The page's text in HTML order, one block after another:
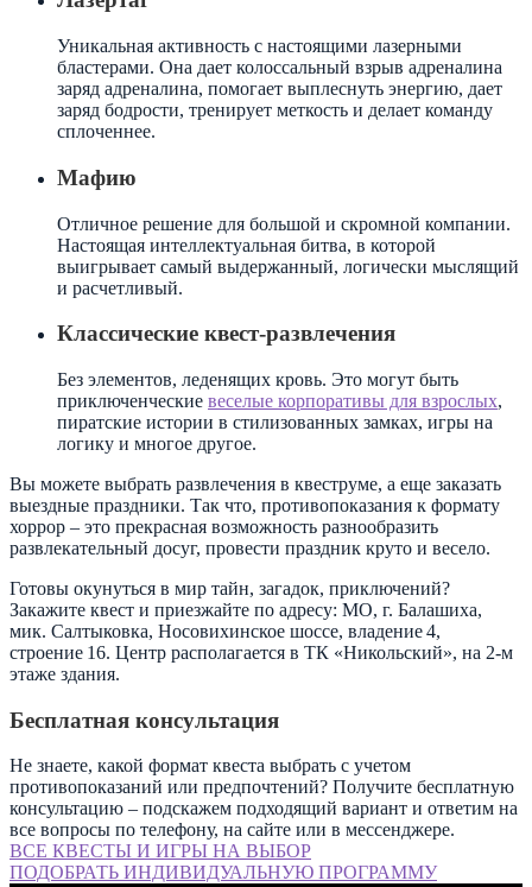
Уникальная активность с настоящими лазерными
бластерами. Она дает колоссальный взрыв адреналина
заряд адреналина, помогает выплеснуть энергию, дает
заряд бодрости, тренирует меткость и делает команду
сплоченнее.
Мафию
Отличное решение для большой и скромной компании.
Настоящая интеллектуальная битва, в которой
выигрывает самый выдержанный, логически мыслящий
и расчетливый.
Классические квест-развлечения
Без элементов, леденящих кровь. Это могут быть
приключенческие веселые корпоративы для взрослых,
пиратские истории в стилизованных замках, игры на
логику и многое другое.
Вы можете выбрать развлечения в квеструме, а еще заказать
выездные праздники. Так что, противопоказания к формату
хоррор – это прекрасная возможность разнообразить
развлекательный досуг, провести праздник круто и весело.
Готовы окунуться в мир тайн, загадок, приключений?
Закажите квест и приезжайте по адресу: МО, г. Балашиха,
мик. Салтыковка, Носовихинское шоссе, владение 4,
строение 16. Центр располагается в ТК «Никольский», на 2-м
этаже здания.
Бесплатная консультация
Не знаете, какой формат квеста выбрать с учетом
противопоказаний или предпочтений? Получите бесплатную
консультацию – подскажем подходящий вариант и ответим на
все вопросы по телефону, на сайте или в мессенджере.
ВСЕ КВЕСТЫ И ИГРЫ НА ВЫБОР
ПОДОБРАТЬ ИНДИВИДУАЛЬНУЮ ПРОГРАММУ